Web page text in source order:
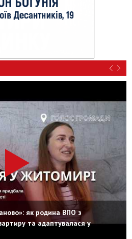
як родина ВПО з
та адаптувалася у